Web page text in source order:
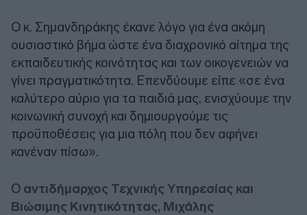
Ο κ. Σημανδηράκης έκανε λόγο για ένα ακόμη
ουσιαστικό βήμα ώστε ένα διαχρονικό αίτημα της
εκπαιδευτικής κοινότητας και των οικογενειών να
γίνει πραγματικότητα. Επενδύουμε είπε «σε ένα
καλύτερο αύριο για τα παιδιά μας, ενισχύουμε την
κοινωνική συνοχή και δημιουργούμε τις
προϋποθέσεις για μια πόλη που δεν αφήνει
κανέναν πίσω».
Ο αντιδήμαρχος Τεχνικής Υπηρεσίας και
Βιώσιμης Κινητικότητας, Μιχάλης